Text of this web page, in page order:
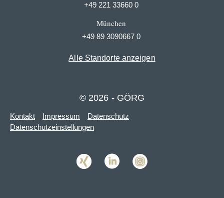
+49 221 33660 0
München
+49 89 3090667 0
Alle Standorte anzeigen
© 2026 - GÖRG
Kontakt Impressum
Datenschutz
Datenschutzeinstellungen